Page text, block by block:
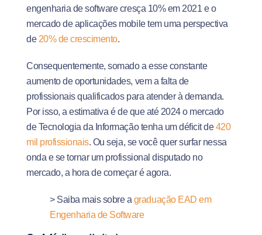
engenharia de software cresça 10% em 2021 e o
mercado de aplicações mobile tem uma perspectiva
de 20% de crescimento.
Consequentemente, somado a esse constante
aumento de oportunidades, vem a falta de
profissionais qualificados para atender à demanda.
Por isso, a estimativa é de que até 2024 o mercado
de Tecnologia da Informação tenha um déficit de420
mil profissionais. Ou seja, se você quer surfar nessa
onda e se tornar um profissional disputado no
mercado, a hora de começar é agora.
> Saiba mais sobre a graduação EAD em
Engenharia de Software